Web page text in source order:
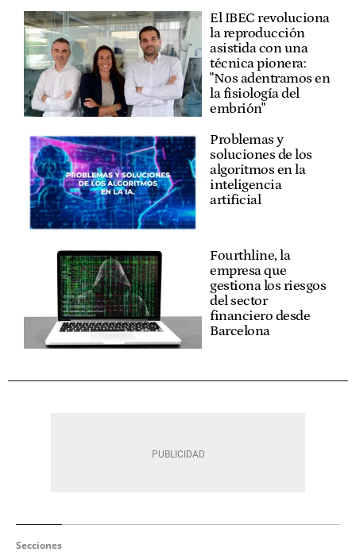
El IBEC revoluciona
la reproducción
asistida con una
técnica pionera:
"Nos adentramos en
la fisiología del
embrión"
Problemas y
soluciones de los
algoritmos en la
inteligencia
artificial
Fourthline, la
empresa que
gestiona los riesgos
del sector
financiero desde
Barcelona
Secciones